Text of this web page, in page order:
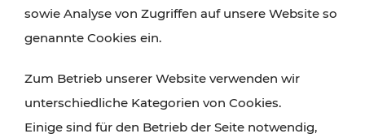
Wien, Niederösterreich und das Burgenland
Wanderungen, Kultur und Gastronomie,
Radtouren oder purer Naturgenuss – viele
Attraktionen sind mit den Ticket- und Fahrplan-
sowie Analyse von Zugriffen auf unsere Website so
genannte Cookies ein.
Zum Betrieb unserer Website verwenden wir
unterschiedliche Kategorien von Cookies.
Einige sind für den Betrieb der Seite notwendig,